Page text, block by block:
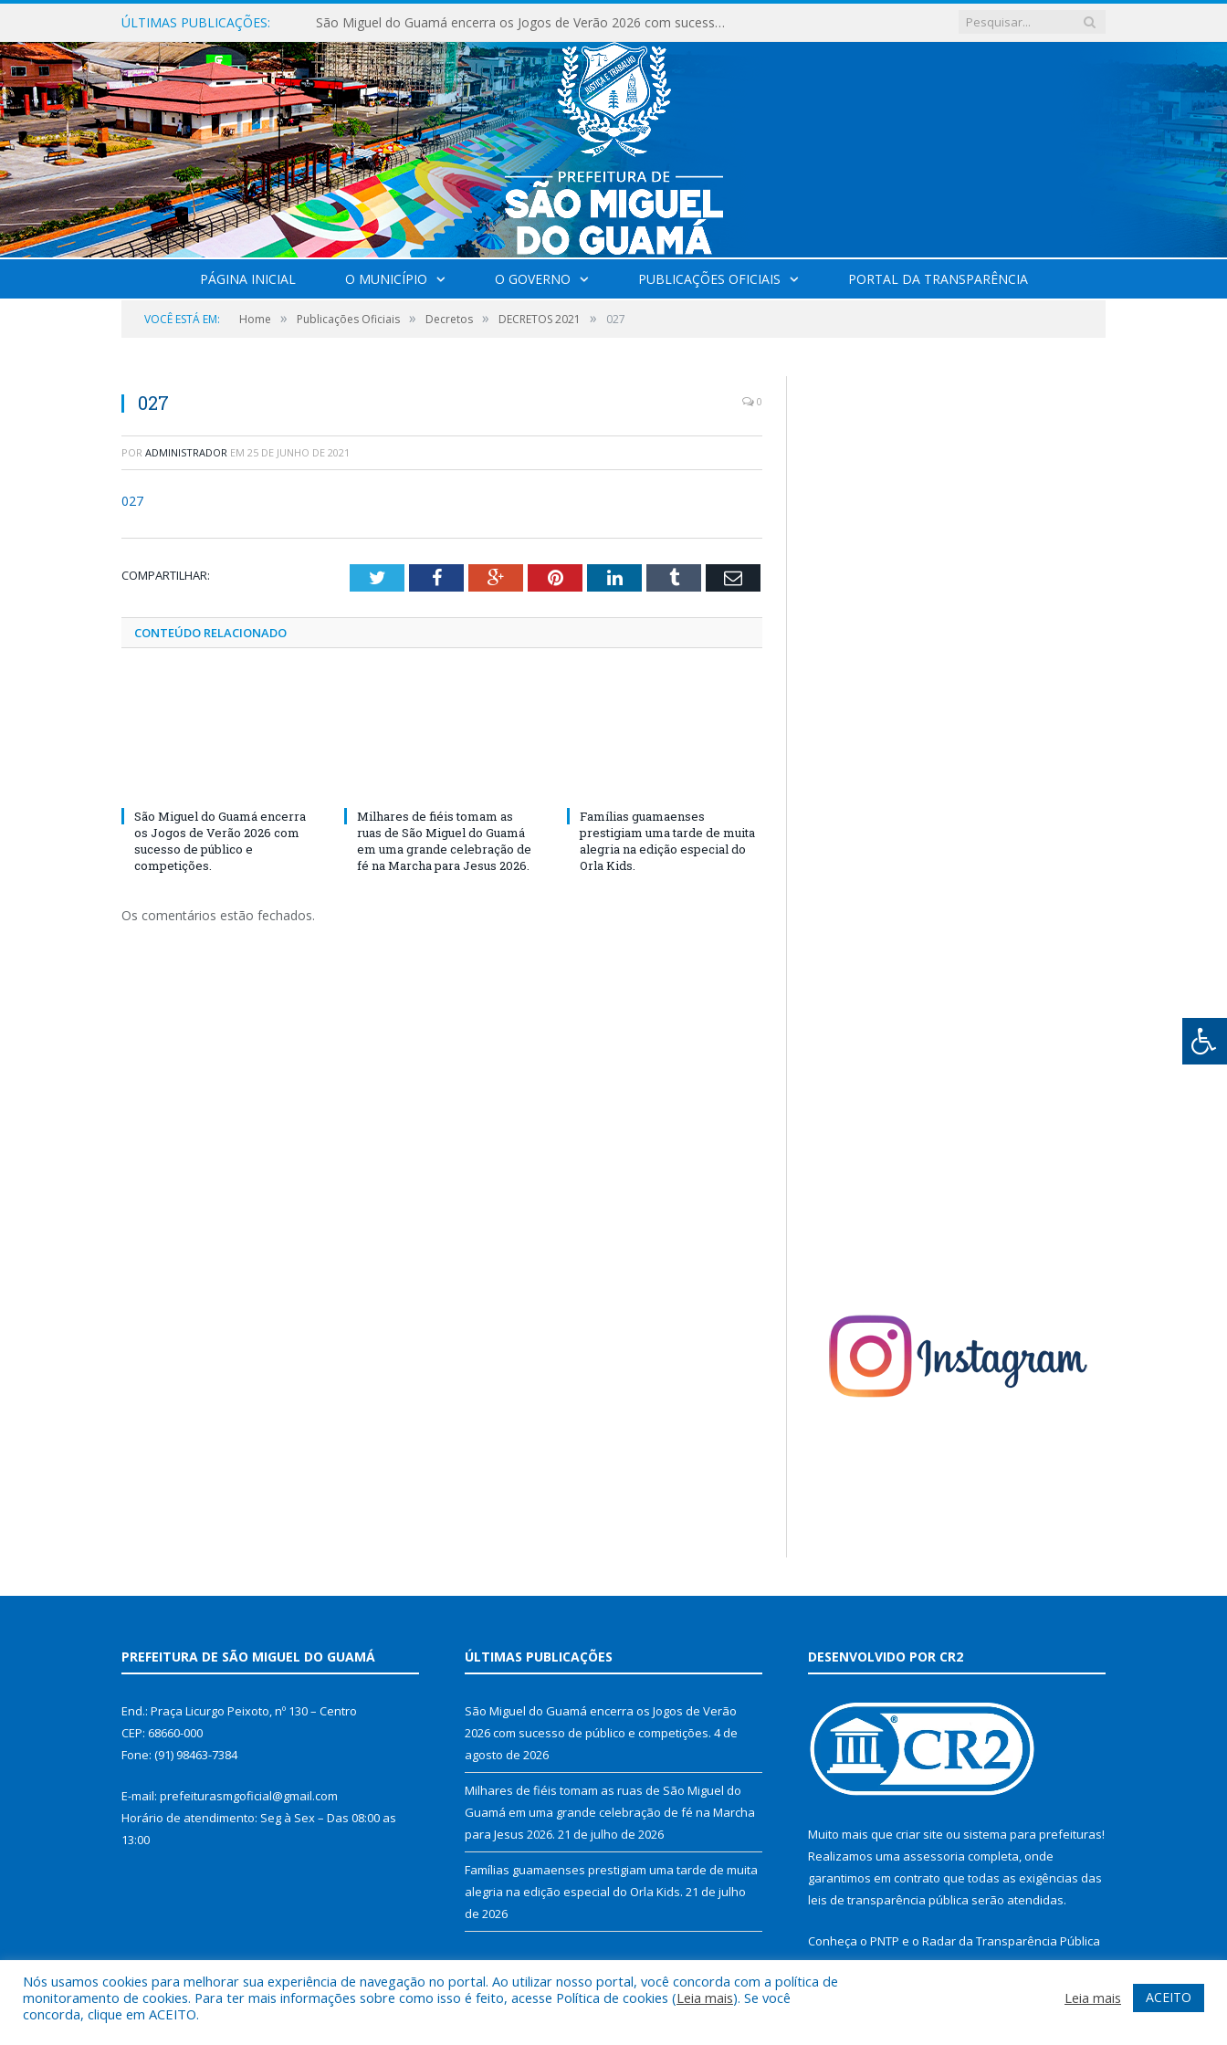
ÚLTIMAS PUBLICAÇÕES: São Miguel do Guamá encerra os Jogos de Verão 2026 com sucesso de público e competições.
PÁGINA INICIAL O MUNICÍPIO O GOVERNO PUBLICAÇÕES OFICIAIS PORTAL DA TRANSPARÊNCIA
VOCÊ ESTÁ EM: Home » Publicações Oficiais » Decretos » DECRETOS 2021 » 027
027 0
POR ADMINISTRADOR EM 25 DE JUNHO DE 2021
027
COMPARTILHAR: TwitterFacebookGoogle+PinterestLinkedInTumblr Email
CONTEÚDO RELACIONADO
São Miguel do Guamá encerra
os Jogos de Verão 2026 com
sucesso de público e
competições.
Milhares de fiéis tomam as
ruas de São Miguel do Guamá
em uma grande celebração de
fé na Marcha para Jesus 2026.
Famílias guamaenses
prestigiam uma tarde de muita
alegria na edição especial do
Orla Kids.
Os comentários estão fechados.
PREFEITURA DE SÃO MIGUEL DO GUAMÁ
End.: Praça Licurgo Peixoto, nº 130 – Centro
CEP: 68660-000
Fone: (91) 98463-7384
E-mail: prefeiturasmgoficial@gmail.com
Horário de atendimento: Seg à Sex – Das 08:00 as
13:00
ÚLTIMAS PUBLICAÇÕES
São Miguel do Guamá encerra os Jogos de Verão
2026 com sucesso de público e competições. 4 de
agosto de 2026
Milhares de fiéis tomam as ruas de São Miguel do
Guamá em uma grande celebração de fé na Marcha
para Jesus 2026. 21 de julho de 2026
Famílias guamaenses prestigiam uma tarde de muita
alegria na edição especial do Orla Kids. 21 de julho
de 2026
DESENVOLVIDO POR CR2
Muito mais que criar site ou sistema para prefeituras!
Realizamos uma assessoria completa, onde
garantimos em contrato que todas as exigências das
leis de transparência pública serão atendidas.
Conheça o PNTP e o Radar da Transparência Pública
Nós usamos cookies para melhorar sua experiência de navegação no portal. Ao utilizar nosso portal, você concorda com a política de
monitoramento de cookies. Para ter mais informações sobre como isso é feito, acesse Política de cookies (Leia mais). Se você
concorda, clique em ACEITO.
Leia mais ACEITO